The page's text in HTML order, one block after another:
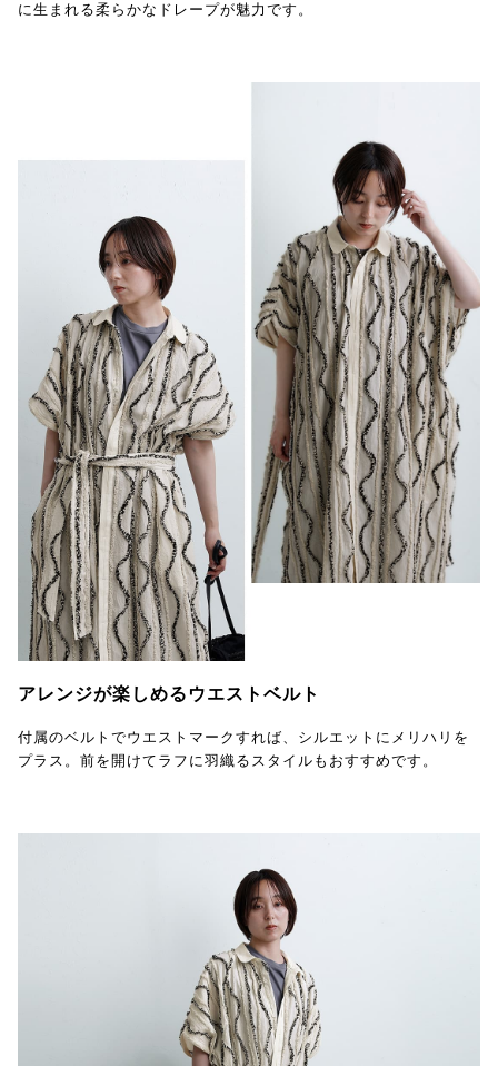
に生まれる柔らかなドレープが魅力です。
アレンジが楽しめるウエストベルト
付属のベルトでウエストマークすれば、シルエットにメリハリを
プラス。前を開けてラフに羽織るスタイルもおすすめです。